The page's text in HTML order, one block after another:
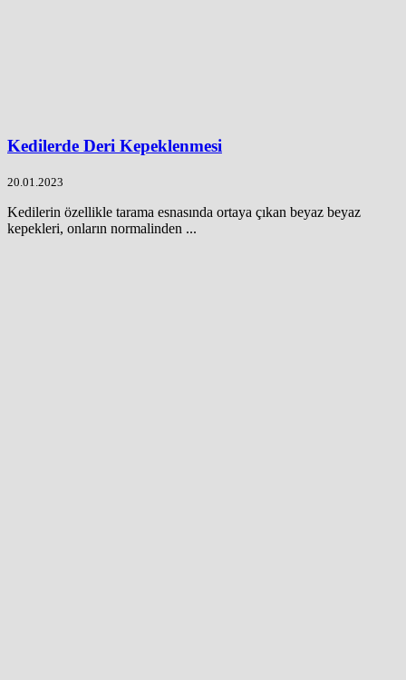
Kedilerde Deri Kepeklenmesi
20.01.2023
Kedilerin özellikle tarama esnasında ortaya çıkan beyaz beyaz
kepekleri, onların normalinden ...